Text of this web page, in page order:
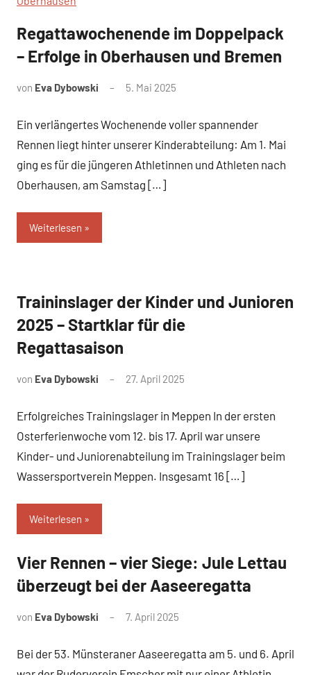
News
Regattawochenende im Doppelpack
– Erfolge in Oberhausen und Bremen
von Eva Dybowski 5. Mai 2025
Ein verlängertes Wochenende voller spannender
Rennen liegt hinter unserer Kinderabteilung: Am 1. Mai
ging es für die jüngeren Athletinnen und Athleten nach
Oberhausen, am Samstag […]
Weiterlesen
News
Traininslager der Kinder und Junioren
2025 – Startklar für die
Regattasaison
von Eva Dybowski 27. April 2025
Erfolgreiches Trainingslager in Meppen In der ersten
Osterferienwoche vom 12. bis 17. April war unsere
Kinder- und Juniorenabteilung im Trainingslager beim
Wassersportverein Meppen. Insgesamt 16 […]
Weiterlesen
News
Vier Rennen – vier Siege: Jule Lettau
überzeugt bei der Aaseeregatta
von Eva Dybowski 7. April 2025
Bei der 53. Münsteraner Aaseeregatta am 5. und 6. April